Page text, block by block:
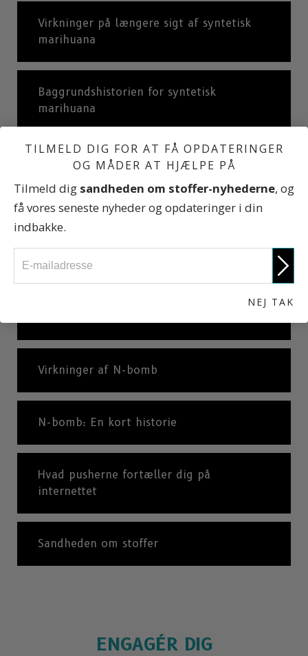
Virkninger på længere sigt af syntetisk
marihuana
Baggrundshistorien for syntetisk
marihuana
Hvad er Badesalte?
Virkninger af Badesalte
Historien bag badesalte
Virkninger af N-bomb
N-bomb: En kort historie
Hvad pusherne fortæller dig på
internettet
Sandheden om stoffer
ENGAGÉR DIG
TILMELD DIG FOR AT FÅ OPDATERINGER
OG MÅDER AT HJÆLPE PÅ
Tilmeld dig sandheden om stoffer-nyhederne, og
få vores seneste nyheder og opdateringer i din
indbakke.
NEJ TAK